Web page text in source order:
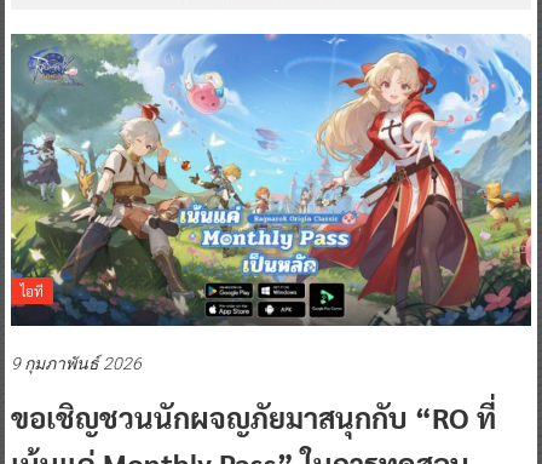
ไอที
9 กุมภาพันธ์ 2026
ขอเชิญชวนนักผจญภัยมาสนุกกับ “RO ที่